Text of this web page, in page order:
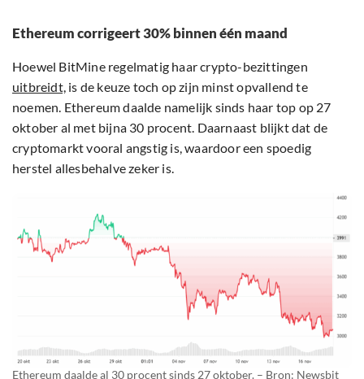
Ethereum corrigeert 30% binnen één maand
Hoewel BitMine regelmatig haar crypto-bezittingen
uitbreidt, is de keuze toch op zijn minst opvallend te
noemen. Ethereum daalde namelijk sinds haar top op 27
oktober al met bijna 30 procent. Daarnaast blijkt dat de
cryptomarkt vooral angstig is, waardoor een spoedig
herstel allesbehalve zeker is.
Ethereum daalde al 30 procent sinds 27 oktober. – Bron: Newsbit